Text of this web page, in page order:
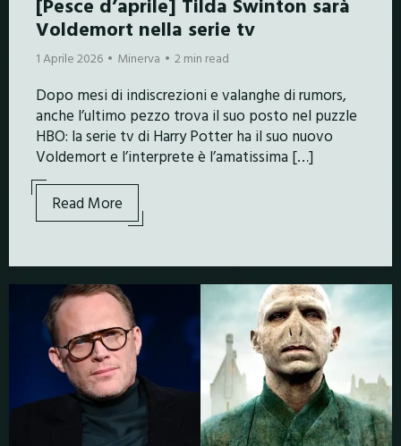
Voldemort nella serie tv
1 Aprile 2026 Minerva 2 min read
Dopo mesi di indiscrezioni e valanghe di rumors,
anche l’ultimo pezzo trova il suo posto nel puzzle
HBO: la serie tv di Harry Potter ha il suo nuovo
Voldemort e l’interprete è l’amatissima […]
Read More